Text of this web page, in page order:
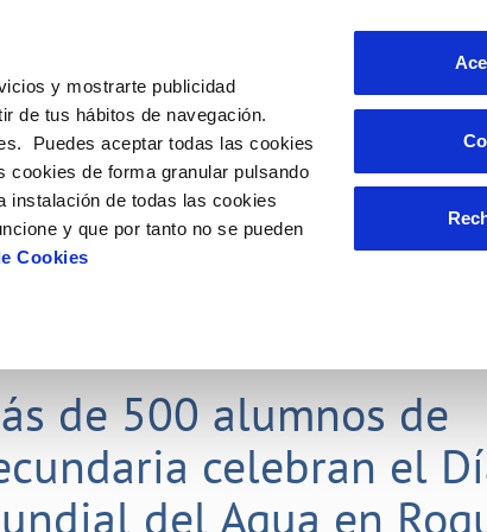
y mostrarte publicidad
de tus hábitos de navegación.
Puedes aceptar todas las cookies
cookies de forma granular pulsando
instalación de todas las cookies
y que por tanto no se pueden
Cookies
DE DATOS
datos bancarios
datos de domicilio
INCIDENCIAS
Comunica anomalías
DE SERVICIO
compromisos
Counsel (Defensa del cliente)
DEL AGUA
de ahorro
contra la sequía
en curso
EMPLEO
Nuestros compromisos
de 500 alumnos de
celebran el
del Agua en